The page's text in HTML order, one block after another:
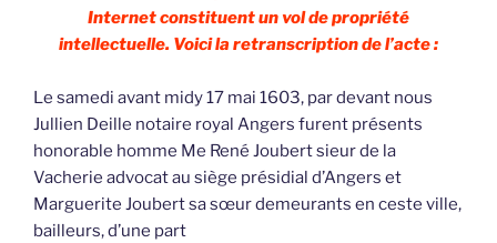
Internet constituent un vol de propriété
intellectuelle. Voici la retranscription de l’acte :
Le samedi avant midy 17 mai 1603, par devant nous
Jullien Deille notaire royal Angers furent présents
honorable homme Me René Joubert sieur de la
Vacherie advocat au siège présidial d’Angers et
Marguerite Joubert sa sœur demeurants en ceste ville,
bailleurs, d’une part